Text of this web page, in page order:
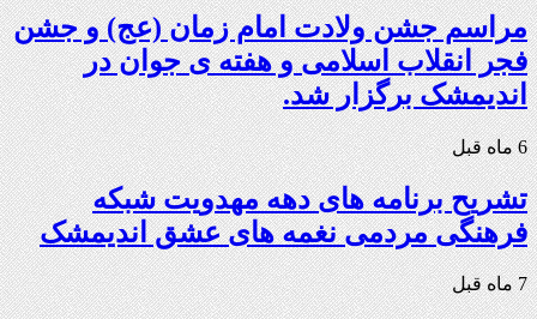
مراسم جشن ولادت امام زمان (عج) و جشن
فجر انقلاب اسلامی و هفته ی جوان در
اندیمشک برگزار شد.
6 ماه قبل
تشریح برنامه های دهه مهدویت شبکه
فرهنگی مردمی نغمه های عشق اندیمشک
7 ماه قبل